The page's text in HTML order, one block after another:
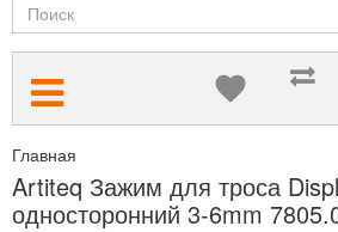
Главная
Artiteq Зажим для троса
односторонний 3-6mm